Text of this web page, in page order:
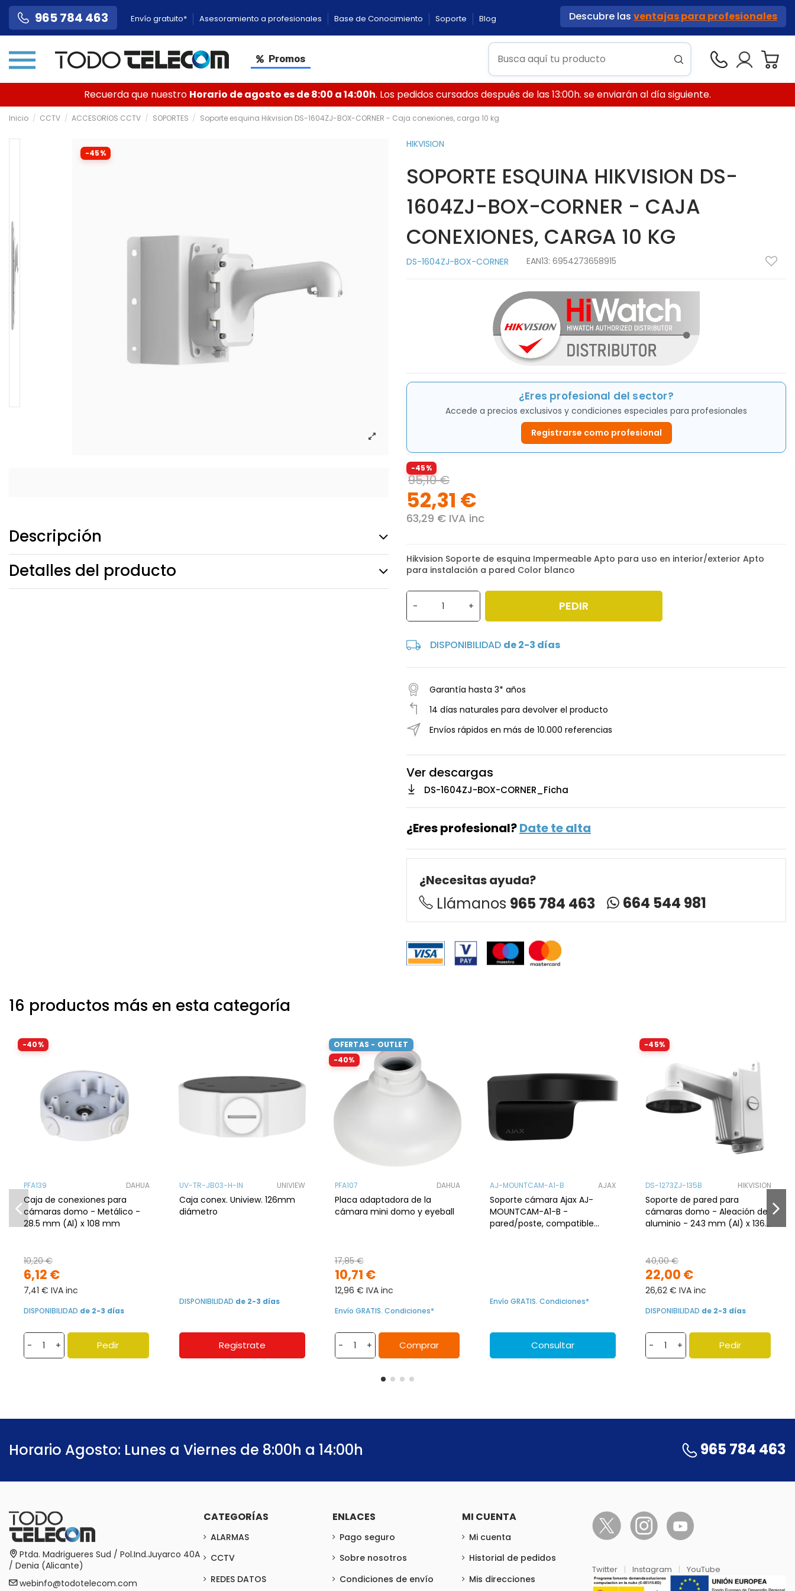
965 784 463 Envío gratuito* Asesoramiento a profesionales Base de Conocimiento Soporte Blog Descubre las ventajas para profesionales
Promos
Recuerda que nuestro Horario de agosto es de 8:00 a 14:00h. Los pedidos cursados después de las 13:00h. se enviarán al día siguiente.
Inicio CCTV ACCESORIOS CCTV SOPORTES Soporte esquina Hikvision DS-1604ZJ-BOX-CORNER - Caja conexiones, carga 10 kg
-45%
Descripción
Detalles del producto
HIKVISION
SOPORTE ESQUINA HIKVISION DS-
1604ZJ-BOX-CORNER - CAJA
CONEXIONES, CARGA 10 KG
DS-1604ZJ-BOX-CORNER EAN13: 6954273658915
¿Eres profesional del sector?
Accede a precios exclusivos y condiciones especiales para profesionales
Registrarse como profesional
-45%
95,10 €
52,31 €
63,29 € IVA inc
Hikvision Soporte de esquina Impermeable Apto para uso en interior/exterior Apto
para instalación a pared Color blanco
- + PEDIR
DISPONIBILIDAD de 2-3 días
Garantía hasta 3* años
14 días naturales para devolver el producto
Envíos rápidos en más de 10.000 referencias
Ver descargas
DS-1604ZJ-BOX-CORNER_Ficha
¿Eres profesional?Date te alta
¿Necesitas ayuda?
Llámanos 965 784 463 664 544 981
16 productos más en esta categoría
-40%
PFA139 DAHUA
Caja de conexiones para
cámaras domo - Metálico -
28.5 mm (Al) x 108 mm
6,12 €
10,20 €
7,41 € IVA inc
DISPONIBILIDAD de 2-3 días
- + Pedir
UV-TR-JB03-H-IN UNIVIEW
Caja conex. Uniview. 126mm
diámetro
DISPONIBILIDAD de 2-3 días
Registrate
OFERTAS - OUTLET
-40%
PFA107 DAHUA
Placa adaptadora de la
cámara mini domo y eyeball
10,71 €
17,85 €
12,96 € IVA inc
Envío GRATIS. Condiciones*
- + Comprar
AJ-MOUNTCAM-A1-B AJAX
Soporte cámara Ajax AJ-
MOUNTCAM-A1-B -
pared/poste, compatible
Envío GRATIS. Condiciones*
Consultar
-45%
DS-1273ZJ-135B HIKVISION
Soporte de pared para
cámaras domo - Aleación de
aluminio - 243 mm (Al) x 136
22,00 €
40,00 €
26,62 € IVA inc
DISPONIBILIDAD de 2-3 días
- + Pedir
Horario Agosto: Lunes a Viernes de 8:00h a 14:00h 965 784 463
Ptda. Madrigueres Sud / Pol.Ind.Juyarco 40A
/ Denia (Alicante)
webinfo@todotelecom.com
CATEGORÍAS
ALARMAS
CCTV
REDES DATOS
ENLACES
Pago seguro
Sobre nosotros
Condiciones de envío
MI CUENTA
Mi cuenta
Historial de pedidos
Mis direcciones
Twitter | Instagram | YouTube